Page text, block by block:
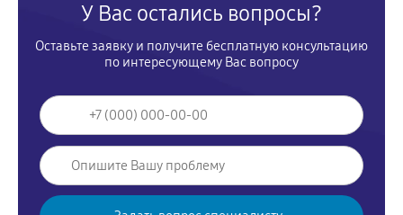
У Вас остались вопросы?
Оставьте заявку и получите бесплатную консультацию
по интересующему Вас вопросу